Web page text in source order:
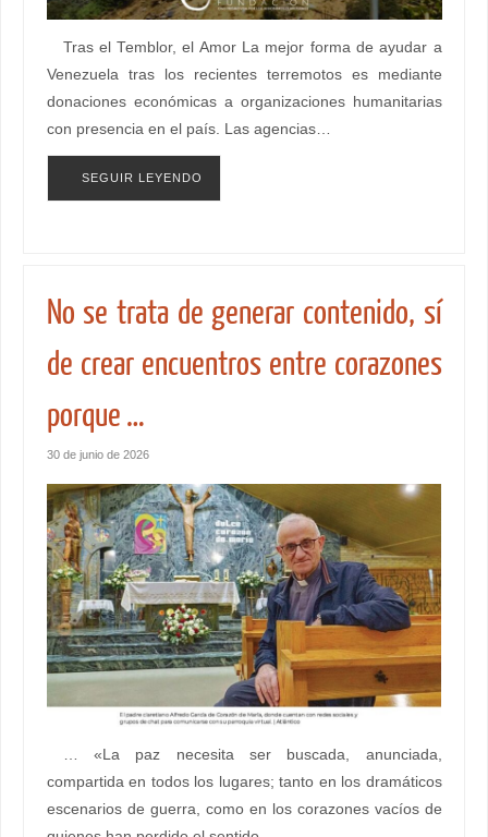
Tras el Temblor, el Amor La mejor forma de ayudar a
Venezuela tras los recientes terremotos es mediante
donaciones económicas a organizaciones humanitarias
con presencia en el país. Las agencias…
SEGUIR LEYENDO
No se trata de generar contenido, sí
de crear encuentros entre corazones
porque …
30 de junio de 2026
… «La paz necesita ser buscada, anunciada,
compartida en todos los lugares; tanto en los dramáticos
escenarios de guerra, como en los corazones vacíos de